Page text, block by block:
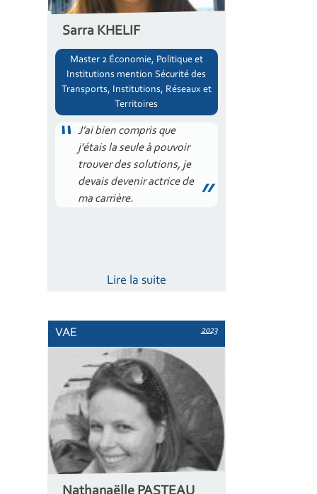
Sarra KHELIF
Master 2 Économie, Politique et
Institutions mention Sécurité des
Transports, Institutions, Réseaux et
Territoires
J’ai bien compris que
j’étais la seule à pouvoir
trouver des solutions, je
devais devenir actrice de
ma carrière.
Lire la suite
VAE 2023